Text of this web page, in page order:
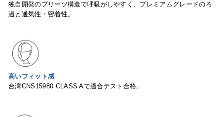
独自開発のプリーツ構造で呼吸がしやすく、プレミアムグレードのろ
過と通気性 ・密着性。
高いフィット感
台湾CNS15980 CLASS Aで適合テスト合格。